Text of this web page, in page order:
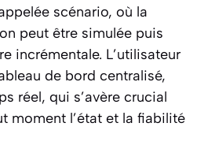
scénario, où la
peut être simulée puis
incrémentale. L’utilisateur
de bord centralisé,
réel, qui s’avère crucial
moment l’état et la fiabilité